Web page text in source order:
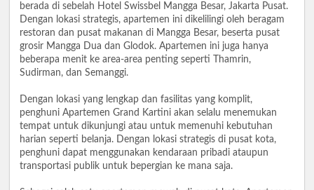
berada di sebelah Hotel Swissbel Mangga Besar, Jakarta Pusat.
Dengan lokasi strategis, apartemen ini dikelilingi oleh beragam
restoran dan pusat makanan di Mangga Besar, beserta pusat
grosir Mangga Dua dan Glodok. Apartemen ini juga hanya
beberapa menit ke area-area penting seperti Thamrin,
Sudirman, dan Semanggi.
Dengan lokasi yang lengkap dan fasilitas yang komplit,
penghuni Apartemen Grand Kartini akan selalu menemukan
tempat untuk dikunjungi atau untuk memenuhi kebutuhan
harian seperti belanja. Dengan lokasi strategis di pusat kota,
penghuni dapat menggunakan kendaraan pribadi ataupun
transportasi publik untuk bepergian ke mana saja.